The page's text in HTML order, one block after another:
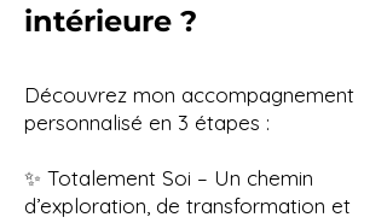
intérieure ?
Découvrez mon accompagnement
personnalisé en 3 étapes :
✨ Totalement Soi – Un chemin
d’exploration, de transformation et